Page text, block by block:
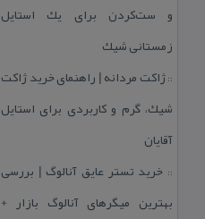
و ست‌كردن برای یك استایل
زمستانی شیك
::ژاكت مردانه | راهنمای خرید ژاكت
شیك، گرم و كاربردی برای استایل
آقایان
:: خرید تستر عایق آنالوگ | بررسی
بهترین میگرهای آنالوگ بازار +